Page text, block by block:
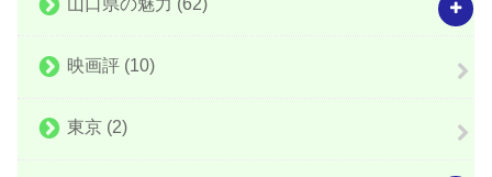
映画評 (10)
東京 (2)